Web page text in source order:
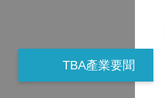
TBA產業要聞